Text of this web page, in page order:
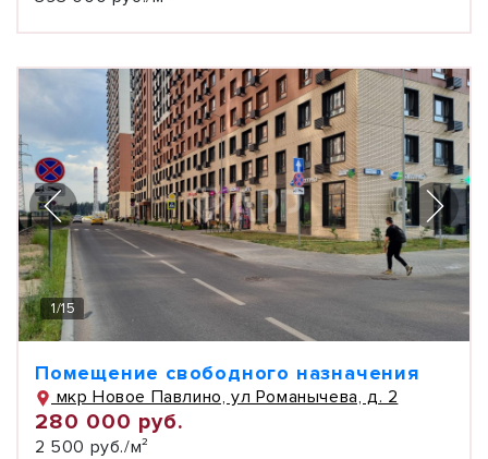
1/15
Помещение свободного назначения
мкр Новое Павлино, ул Романычева, д. 2
280 000 руб.
2 500 руб./м²